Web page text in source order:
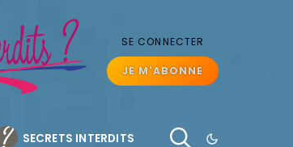
SE CONNECTER
JE M'ABONNE
SECRETS INTERDITS